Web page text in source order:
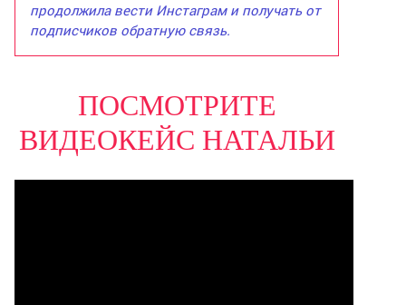
продолжила вести Инстаграм и получать от
подписчиков обратную связь.
ПОСМОТРИТЕ
ВИДЕОКЕЙС НАТАЛЬИ